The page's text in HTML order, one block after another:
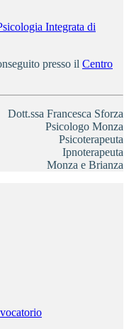
Integrata di
presso il Centro
Dott.ssa Francesca Sforza
Psicologo Monza
Psicoterapeuta
Ipnoterapeuta
Monza e Brianza